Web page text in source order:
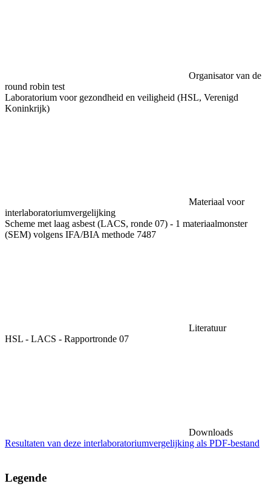
Organisator van de
round robin test
Laboratorium voor gezondheid en veiligheid (HSL, Verenigd
Koninkrijk)
Materiaal voor
interlaboratoriumvergelijking
Scheme met laag asbest (LACS, ronde 07) - 1 materiaalmonster
(SEM) volgens IFA/BIA methode 7487
Literatuur
HSL - LACS - Rapportronde 07
Downloads
Resultaten van deze interlaboratoriumvergelijking als PDF-bestand
Legende